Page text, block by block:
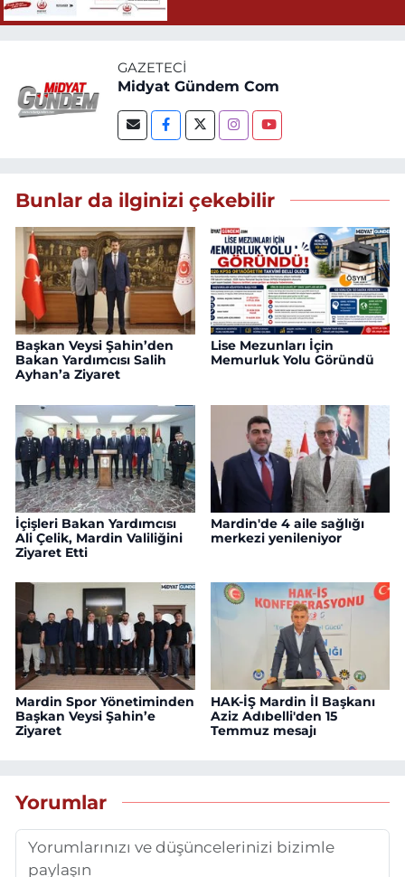
GAZETECI
Midyat Gündem Com
Bunlar da ilginizi çekebilir
Başkan Veysi Şahin’den
Bakan Yardımcısı Salih
Ayhan’a Ziyaret
Lise Mezunları İçin
Memurluk Yolu Göründü
İçişleri Bakan Yardımcısı
Ali Çelik, Mardin Valiliğini
Ziyaret Etti
Mardin'de 4 aile sağlığı
merkezi yenileniyor
Mardin Spor Yönetiminden
Başkan Veysi Şahin’e
Ziyaret
HAK-İŞ Mardin İl Başkanı
Aziz Adıbelli'den 15
Temmuz mesajı
Yorumlar